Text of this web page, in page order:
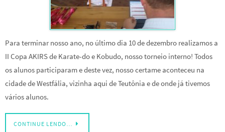
Para terminar nosso ano, no último dia 10 de dezembro realizamos a
II Copa AKIRS de Karate-do e Kobudo, nosso torneio interno! Todos
os alunos participaram e deste vez, nosso certame aconteceu na
cidade de Westfália, vizinha aqui de Teutônia e de onde já tivemos
vários alunos.
CONTINUE LENDO…